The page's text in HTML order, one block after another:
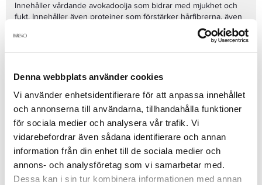
Denna webbplats använder cookies
Vi använder enhetsidentifierare för att anpassa innehållet
och annonserna till användarna, tillhandahålla funktioner
för sociala medier och analysera vår trafik. Vi
vidarebefordrar även sådana identifierare och annan
information från din enhet till de sociala medier och
annons- och analysföretag som vi samarbetar med.
Dessa kan i sin tur kombinera informationen med annan
Innehåller vårdande avokadoolja som bidrar med mjukhet och
fukt. Innehåller även proteiner som förstärker hårfibrerna, även
aminosyror som låser in fukten. Applicera i fuktigt hår, massera
in och skölj sedan noga.300ml All Soft Balsam Återfuktande
balsam med rik konsistens. Detta balsam vårdar, ger näring och
känsla. Passar normalt till torrt/sprött hår. Innehåller vårdande
avokadoolja som bidrar med mjukhet och fukt. Innehåller även
proteiner som förstärker hårfibrerna, även aminosyror som låser
in fukten. Applicera efter schamponering i fuktiga hårlängder,
massera in och skölj sedan noga.200mlRedken All Soft Heavy
Cream är en djupverkande hårinpackning som ger intensiv fukt,
maxiamal vård, flexibilitet och glans till håret. 250ml
Produktdetaljer
Recensioner
Finns i: